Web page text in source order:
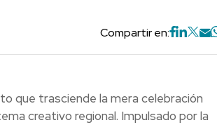
Compartir en:
que trasciende la mera celebración
creativo regional. Impulsado por la